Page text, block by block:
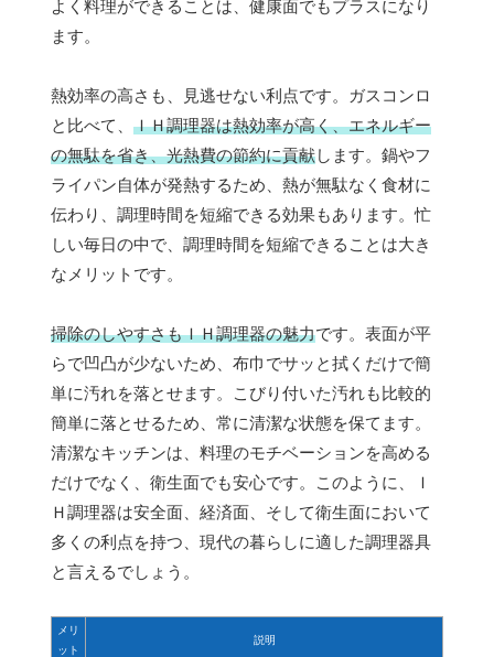
よく料理ができることは、健康面でもプラスになり
ます。
熱効率の高さも、見逃せない利点です。ガスコンロ
と比べて、 ＩＨ調理器は熱効率が高く、エネルギー
の無駄を省き、光熱費の節約に貢献します。鍋やフ
ライパン自体が発熱するため、熱が無駄なく食材に
伝わり、調理時間を短縮できる効果もあります。忙
しい毎日の中で、調理時間を短縮できることは大き
なメリットです。
掃除のしやすさもＩＨ調理器の魅力です。表面が平
らで凹凸が少ないため、布巾でサッと拭くだけで簡
単に汚れを落とせます。こびり付いた汚れも比較的
簡単に落とせるため、常に清潔な状態を保てます。
清潔なキッチンは、料理のモチベーションを高める
だけでなく、衛生面でも安心です。このように、Ｉ
Ｈ調理器は安全面、経済面、そして衛生面において
多くの利点を持つ、現代の暮らしに適した調理器具
と言えるでしょう。
メリ
ット
説明